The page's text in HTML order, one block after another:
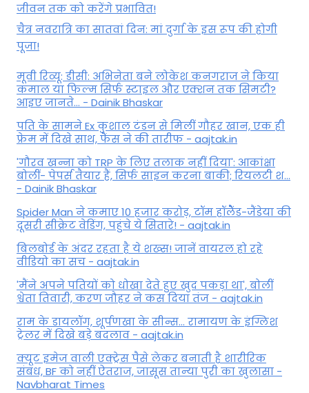
जीवन तक को करेंगे प्रभावित!
चैत्र नवरात्रि का सातवां दिन: मां दुर्गा के इस रूप की होगी
पूजा!
मूवी रिव्यू: डीसी: अभिनेता बने लोकेश कनगराज ने किया
कमाल या फिल्म सिर्फ स्टाइल और एक्शन तक सिमटी?
आइए जानते... - Dainik Bhaskar
पति के सामने Ex कुशाल टंडन से मिलीं गौहर खान, एक ही
फ्रेम में दिखे साथ, फैंस ने की तारीफ - aajtak.in
'गौरव खन्ना को TRP के लिए तलाक नहीं दिया': आकांक्षा
बोलीं- पेपर्स तैयार हैं, सिर्फ साइन करना बाकी; रियलटी श...
- Dainik Bhaskar
Spider Man ने कमाए 10 हजार करोड़, टॉम हॉलैेंड-जैंडेया की
दूसरी सीक्रेट वेडिंग, पहुंचे ये सितारे! - aajtak.in
बिलबोर्ड के अंदर रहता है ये शख्स! जानें वायरल हो रहे
वीडियो का सच - aajtak.in
'मैंने अपने पतियों को धोखा देते हुए खुद पकड़ा था', बोलीं
श्वेता तिवारी, करण जौहर ने कस दिया तंज - aajtak.in
राम के डायलॉग, शूर्पणखा के सीन्स... रामायण के इंग्लिश
ट्रेलर में दिखे बड़े बदलाव - aajtak.in
क्यूट इमेज वाली एक्ट्रेस पैसे लेकर बनाती है शारीरिक
संबंध, BF को नहीं ऐतराज, जासूस तान्‍या पुरी का खुलासा -
Navbharat Times